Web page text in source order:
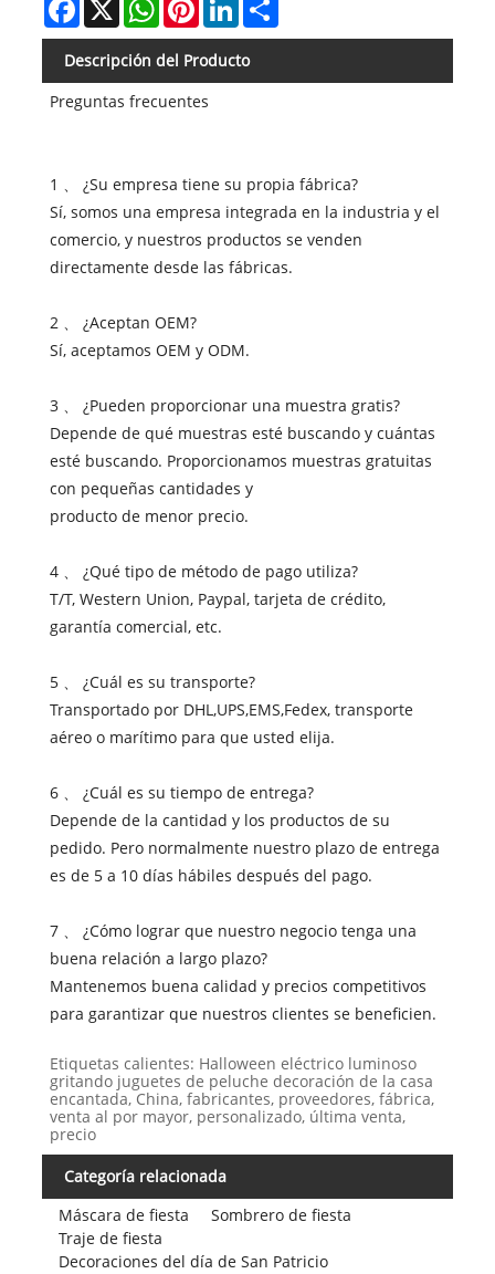
Descripción del Producto
Preguntas frecuentes
1 、 ¿Su empresa tiene su propia fábrica?
Sí, somos una empresa integrada en la industria y el
comercio, y nuestros productos se venden
directamente desde las fábricas.
2 、 ¿Aceptan OEM?
Sí, aceptamos OEM y ODM.
3 、 ¿Pueden proporcionar una muestra gratis?
Depende de qué muestras esté buscando y cuántas
esté buscando. Proporcionamos muestras gratuitas
con pequeñas cantidades y
producto de menor precio.
4 、 ¿Qué tipo de método de pago utiliza?
T/T, Western Union, Paypal, tarjeta de crédito,
garantía comercial, etc.
5 、 ¿Cuál es su transporte?
Transportado por DHL,UPS,EMS,Fedex, transporte
aéreo o marítimo para que usted elija.
6 、 ¿Cuál es su tiempo de entrega?
Depende de la cantidad y los productos de su
pedido. Pero normalmente nuestro plazo de entrega
es de 5 a 10 días hábiles después del pago.
7 、 ¿Cómo lograr que nuestro negocio tenga una
buena relación a largo plazo?
Mantenemos buena calidad y precios competitivos
para garantizar que nuestros clientes se beneficien.
Etiquetas calientes: Halloween eléctrico luminoso
gritando juguetes de peluche decoración de la casa
encantada, China, fabricantes, proveedores, fábrica,
venta al por mayor, personalizado, última venta,
precio
Categoría relacionada
Máscara de fiesta
Sombrero de fiesta
Traje de fiesta
Decoraciones del día de San Patricio